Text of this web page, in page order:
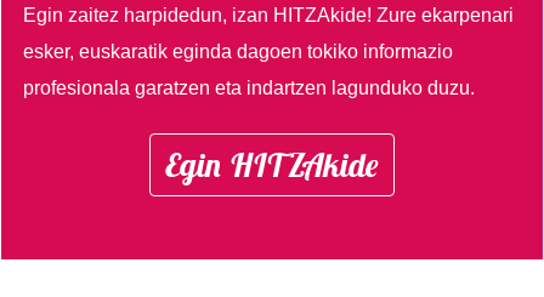
Egin zaitez harpidedun, izan HITZAkide!Zure ekarpenari
esker, euskaratik eginda dagoen tokiko informazio
profesionala garatzen eta indartzen lagunduko duzu.
Egin HITZAkide